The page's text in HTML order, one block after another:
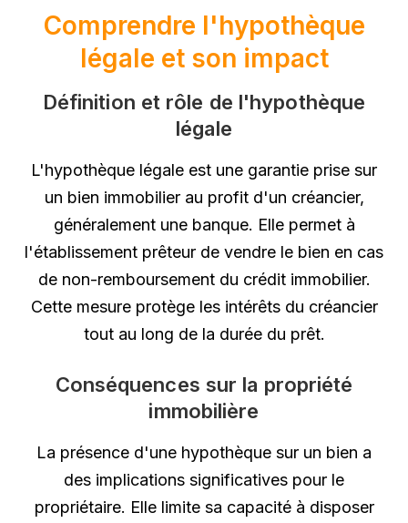
Comprendre l'hypothèque
légale et son impact
Définition et rôle de l'hypothèque
légale
L'hypothèque légale est une garantie prise sur
un bien immobilier au profit d'un créancier,
généralement une banque. Elle permet à
l'établissement prêteur de vendre le bien en cas
de non-remboursement du crédit immobilier.
Cette mesure protège les intérêts du créancier
tout au long de la durée du prêt.
Conséquences sur la propriété
immobilière
La présence d'une hypothèque sur un bien a
des implications significatives pour le
propriétaire. Elle limite sa capacité à disposer